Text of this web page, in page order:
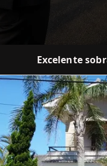
Excelente